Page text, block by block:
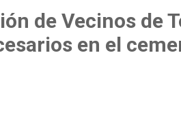
de Vecinos de
en el